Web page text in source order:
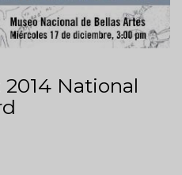
2014 National